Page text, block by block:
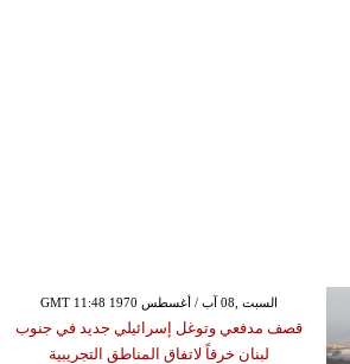
GMT 11:48 1970 السبت ,08 آب / أغسطس
قصف مدفعي وتوغل إسرائيلي جديد في جنوب
لبنان خرقاً لاتفاق المناطق التجريبية